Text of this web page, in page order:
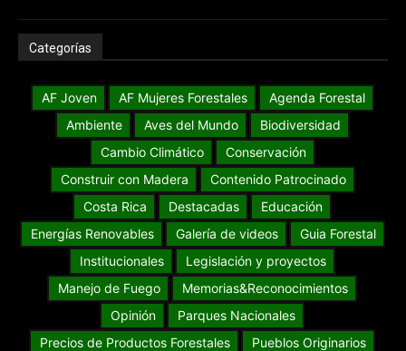
Categorías
AF Joven AF Mujeres Forestales
Agenda Forestal
Ambiente
Aves del Mundo
Biodiversidad
Cambio Climático
Conservación
Construir con Madera
Contenido Patrocinado
Costa Rica
Destacadas
Educación
Energías Renovables
Galería de videos
Guia Forestal
Institucionales
Legislación y proyectos
Manejo de Fuego
Memorias&Reconocimientos
Opinión
Parques Nacionales
Precios de Productos Forestales
Pueblos Originarios